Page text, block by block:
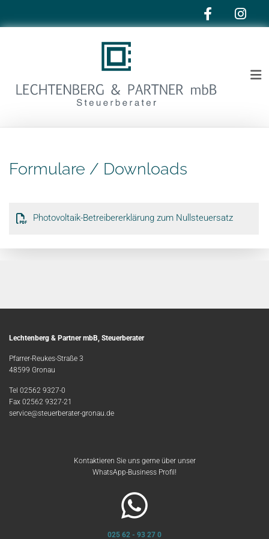
Formulare / Downloads
Photovoltaik-Betreibererklärung zum Nullsteuersatz
Lechtenberg & Partner mbB, Steuerberater
Pfarrer-Reukes-Straße 3
48599 Gronau
Tel 02562 9327-0
Fax 02562 9327-21
service@steuerberater-gronau.de
Kontaktieren Sie uns gerne über unser
WhatsApp-Business Profil!

025 62 - 93 27 0